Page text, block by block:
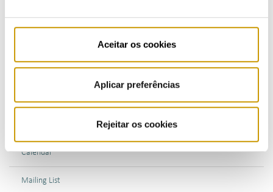
Aceitar os cookies
Aplicar preferências
Rejeitar os cookies
Publications (PT)
Calendar
Mailing List